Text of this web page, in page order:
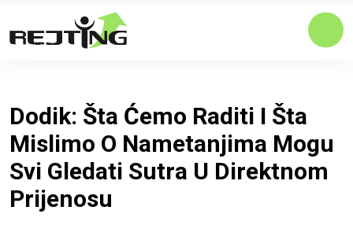
Dodik: Šta Ćemo Raditi I Šta
Mislimo O Nametanjima Mogu
Svi Gledati Sutra U Direktnom
Prijenosu